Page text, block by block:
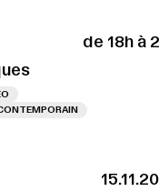
de 18h à
VERNISSAGE LE